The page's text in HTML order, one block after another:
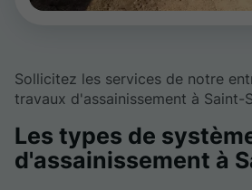
Sollicitez les services de notre
travaux d'assainissement à Saint-
Les types de
d'assainissement à